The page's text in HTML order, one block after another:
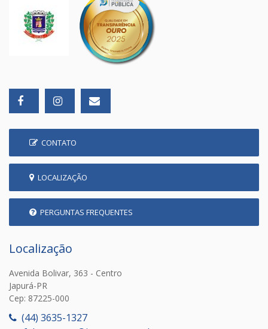
CONTATO
LOCALIZAÇÃO
PERGUNTAS FREQUENTES
Localização
Avenida Bolivar, 363 - Centro
Japurá-PR
Cep: 87225-000
(44) 3635-1327